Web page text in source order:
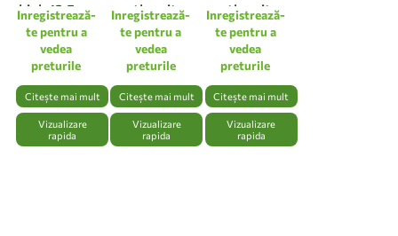
high 12,5cm
linen white
Inregistrează-
te pentru a
vedea
preturile
Citește mai mult
Vizualizare
rapida
anthracite
Inregistrează-
te pentru a
vedea
preturile
Citește mai mult
Vizualizare
rapida
anthracite
Inregistrează-
te pentru a
vedea
preturile
Citește mai mult
Vizualizare
rapida